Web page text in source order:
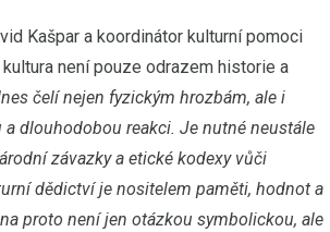
Kašpar a koordinátor kulturní pomoci
není pouze odrazem historie a
čelí nejen fyzickým hrozbám, ale i
dlouhodobou reakci. Je nutné neustále
závazky a etické kodexy vůči
dědictví je nositelem paměti, hodnot a
proto není jen otázkou symbolickou, ale